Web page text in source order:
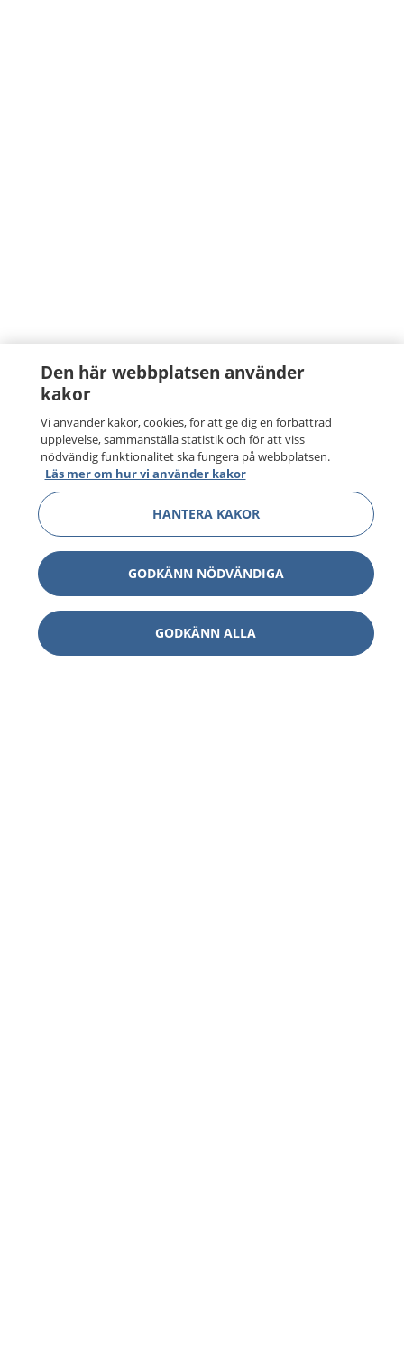
Den här webbplatsen använder
kakor
Vi använder kakor, cookies, för att ge dig en förbättrad
upplevelse, sammanställa statistik och för att viss
nödvändig funktionalitet ska fungera på webbplatsen.
Läs mer om hur vi använder kakor
HANTERA KAKOR
GODKÄNN NÖDVÄNDIGA
GODKÄNN ALLA